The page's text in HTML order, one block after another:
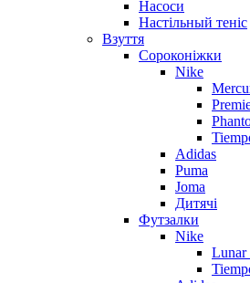
Насоси
Настільный теніс
Взуття
Сороконіжки
Nike
Adidas
Puma
Joma
Дитячі
Футзалки
Nike
Lunar